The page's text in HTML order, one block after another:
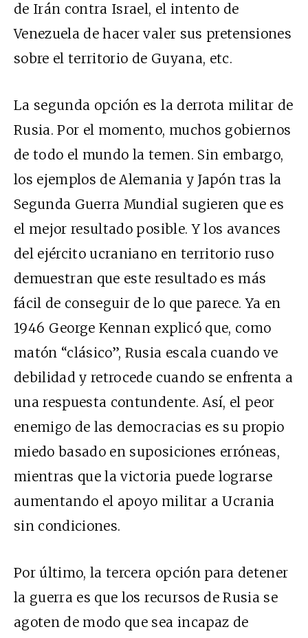
de Irán contra Israel, el intento de
Venezuela de hacer valer sus pretensiones
sobre el territorio de Guyana, etc.
La segunda opción es la derrota militar de
Rusia. Por el momento, muchos gobiernos
de todo el mundo la temen. Sin embargo,
los ejemplos de Alemania y Japón tras la
Segunda Guerra Mundial sugieren que es
el mejor resultado posible. Y los avances
del ejército ucraniano en territorio ruso
demuestran que este resultado es más
fácil de conseguir de lo que parece. Ya en
1946 George Kennan explicó que, como
matón “clásico”, Rusia escala cuando ve
debilidad y retrocede cuando se enfrenta a
una respuesta contundente. Así, el peor
enemigo de las democracias es su propio
miedo basado en suposiciones erróneas,
mientras que la victoria puede lograrse
aumentando el apoyo militar a Ucrania
sin condiciones.
Por último, la tercera opción para detener
la guerra es que los recursos de Rusia se
agoten de modo que sea incapaz de